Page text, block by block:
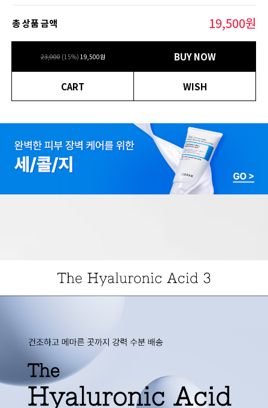
총 상품 금액 19,500원
23,000 (15%) 19,500원 BUY NOW
CART WISH